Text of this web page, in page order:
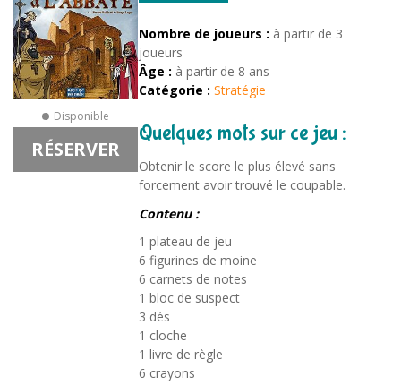
Disponible
RÉSERVER
Nombre de joueurs : à partir de 3
joueurs
Âge : à partir de 8 ans
Catégorie : Stratégie
Quelques mots sur ce jeu :
Obtenir le score le plus élevé sans
forcement avoir trouvé le coupable.
Contenu :
1 plateau de jeu
6 figurines de moine
6 carnets de notes
1 bloc de suspect
3 dés
1 cloche
1 livre de règle
6 crayons